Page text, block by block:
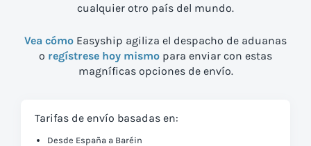
cualquier otro país del mundo.
Vea cómo Easyship agiliza el despacho de aduanas
o regístrese hoy mismo para enviar con estas
magníficas opciones de envío.
Tarifas de envío basadas en:
Desde España a Baréin